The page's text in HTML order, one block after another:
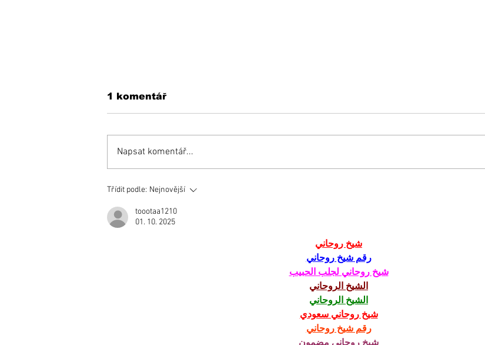
Zemetrasenie
z klubu odišli dvaja
tréneri
1 komentář
Napsat komentář...
Třídit podle: Nejnovější
toootaa1210
01. 10. 2025
شيخ روحاني
رقم شيخ روحاني
شيخ روحاني لجلب الحبيب
الشيخ الروحاني
الشيخ الروحاني
شيخ روحاني سعودي
رقم شيخ روحاني